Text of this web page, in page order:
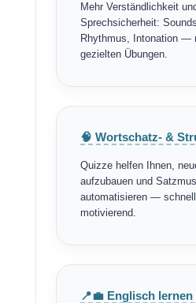
Mehr Verständlichkeit
Sprechsicherheit:
Rhythmus, Intonation —
gezielten Übungen.
🧠 Wortschatz- &
Quizze helfen Ihnen,
aufzubauen und
automatisieren —
motivierend.
📍💼 Englisch